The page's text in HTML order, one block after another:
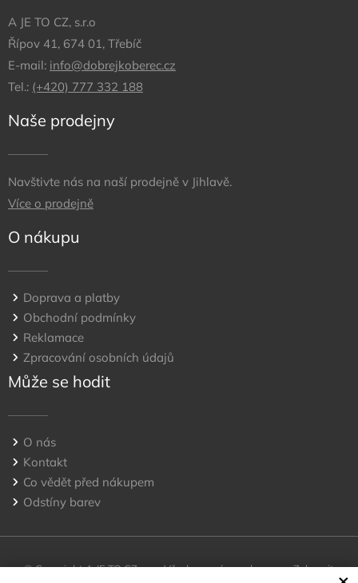
A JE TO CZ, s.r.o
Řípov 41, 674 01, Třebíč
E-mail: info@dobrejkoberec.cz
Tel.: (+420) 777 332 188
Naše prodejny
Navštivte nás na naší prodejně v Jihlavě.
Více o prodejně
O nákupu
Doprava a platby
Obchodní podmínky
Reklamace
Zpracování osobních údajů
Může se hodit
O nás
Kontakt
Co vědět před nákupem
Odstíny barev
© Copyright A JE TO CZ, s.r.o Všechna práva vyhrazenaZobrazit